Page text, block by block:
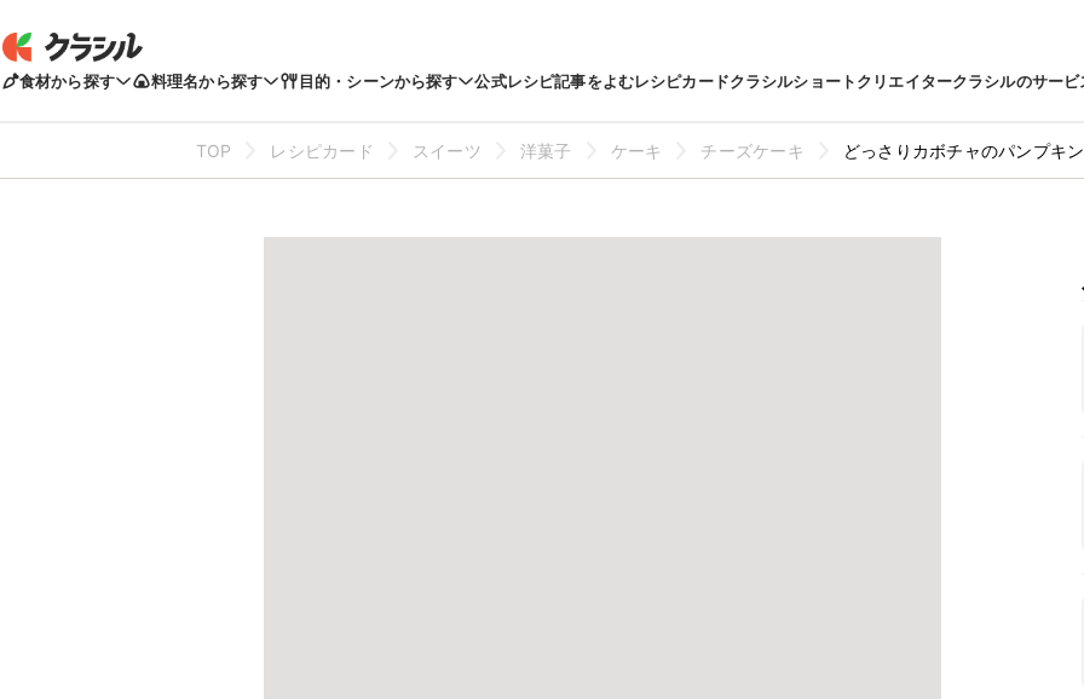
食材から探す 料理名から探す 目的・シーンから探す 公式レシピ記事をよむレシピカードクラシルショートクリエイタークラシルのサービ
TOP レシピカード スイーツ 洋菓子 ケーキ チーズケーキ どっさりカボチャのパンプキ